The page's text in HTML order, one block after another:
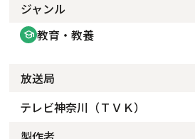
ジャンル
school 教育・教養
放送局
テレビ神奈川（ＴＶＫ）